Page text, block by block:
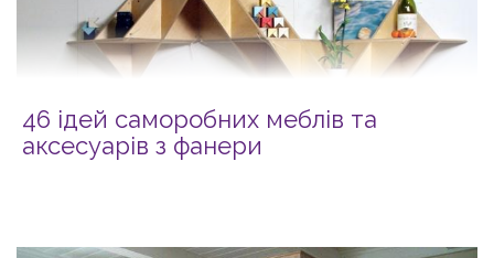
46 ідей саморобних меблів та
аксесуарів з фанери